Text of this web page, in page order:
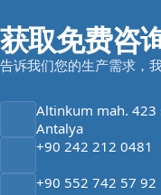
获取免费咨
告诉我们您的生产需求，
Altinkum mah. 423
Antalya
+90 242 212 0481
+90 552 742 57 92